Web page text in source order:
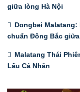
giữa lòng Hà Nội
Dongbei
chuẩn Đông Bắc
Malatang Thái
Lẩu Cá Nhân